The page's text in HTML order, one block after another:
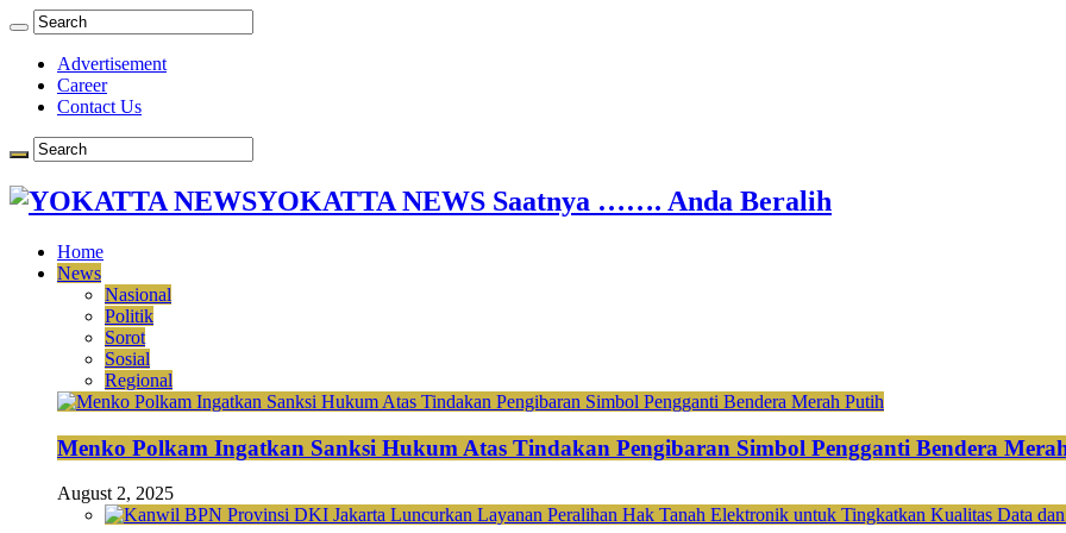
Advertisement
Career
Contact Us
YOKATTA NEWS Saatnya ……. Anda Beralih
Home
News
Nasional
Politik
Sorot
Sosial
Regional
Menko Polkam Ingatkan Sanksi Hukum Atas Tindakan Pengibaran Simbol Pengganti Bendera
August 2, 2025